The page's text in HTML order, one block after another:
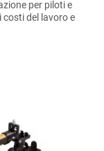
per piloti e
costi del lavoro e